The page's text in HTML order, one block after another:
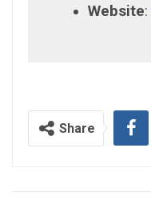
Website:
Share